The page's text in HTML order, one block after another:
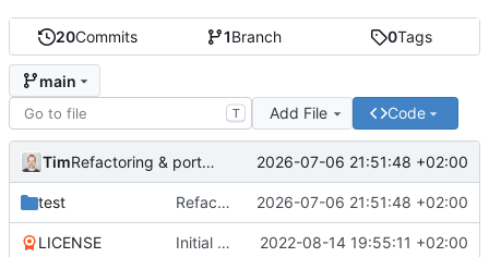
20Commits 1Branch 0Tags
main
T Add File Code
Tim Refactoring & portable Testpfade 2026-07-06 21:51:48 +02:00
test Refactoring & portable Testpfade 2026-07-06 21:51:48 +02:00
LICENSE Initial commit 2022-08-14 19:55:11 +02:00